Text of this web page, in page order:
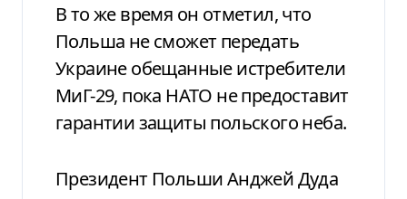
В то же время он отметил, что
Польша не сможет передать
Украине обещанные истребители
МиГ-29, пока НАТО не предоставит
гарантии защиты польского неба.
Президент Польши Анджей Дуда